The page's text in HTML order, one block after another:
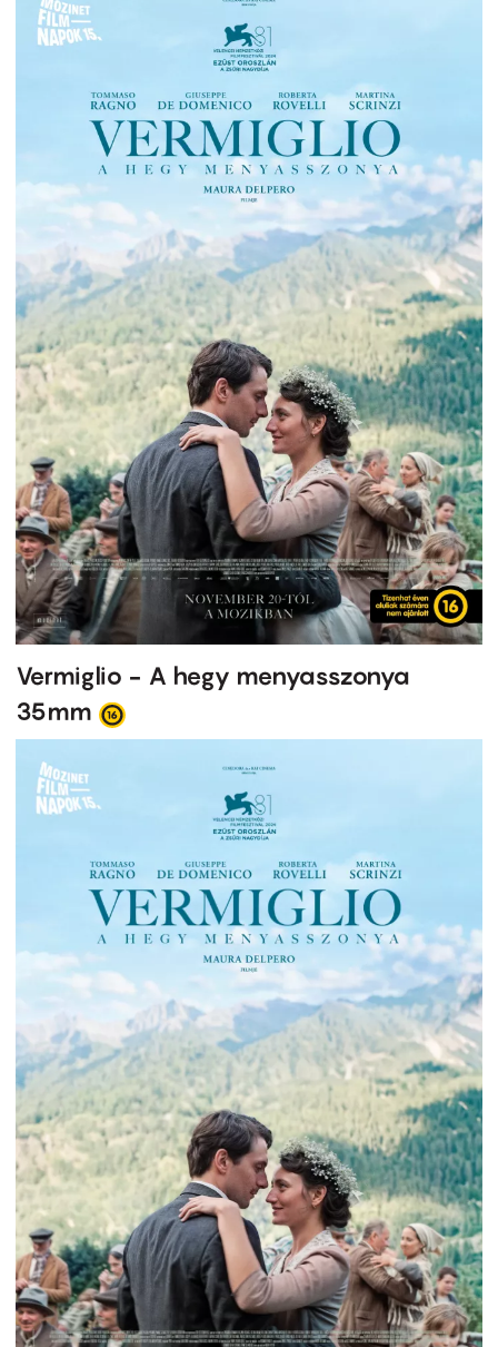
Vermiglio - A hegy menyasszonya
35mm